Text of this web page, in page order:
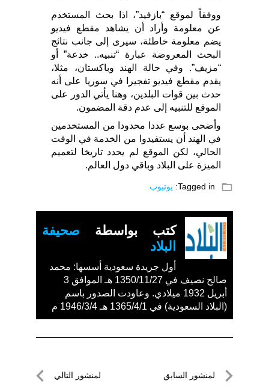
ووفقاً لموقع “بازفيد”، اذا بحث المستخدم
عن معلومة وأراد أن يشاهد مقطع فيديو
يضم معلومة خاطئة، سيرى إلى جانب نتائج
البحث المعروضة عبارة “تنبيه.. خدعة” أو
“مزيف”. وفي حالة الهند وباكستان، مثلا،
يقدم مقطع فيديو تفجيرا في سوريا على أنه
حدث بين قوات البلدين، وهنا يأتي الدور على
الموقع للتنبيه إلى عدم دقة المضمون.
وأضحى بوسع عددا محدودا من المستخدمين
في الهند أن يستفيدوا من الخدمة في الوقت
الحالي، لكن الموقع لم يحدد تاريخا لتعميم
الميزة على البلاد وباقي دول العالم.
folder_open
Tagged in: يوتيوب
كتب بواسطة صحيفة
البلاد
أول جريدة سعودية أسسها: محمد
صالح نصيف في 1350/11/27 هـ الموافق 3
أبريل 1932 ميلادي. وعاودت الصدور باسم
(البلاد السعودية) في 1365/4/1 هـ 1946/3/4 م
تصفّحلمنشور السابق لمنشور التالي